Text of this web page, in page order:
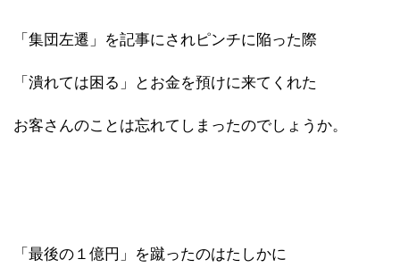
「集団左遷」を記事にされピンチに陥った際
「潰れては困る」とお金を預けに来てくれた
お客さんのことは忘れてしまったのでしょうか。
「最後の１億円」を蹴ったのはたしかに